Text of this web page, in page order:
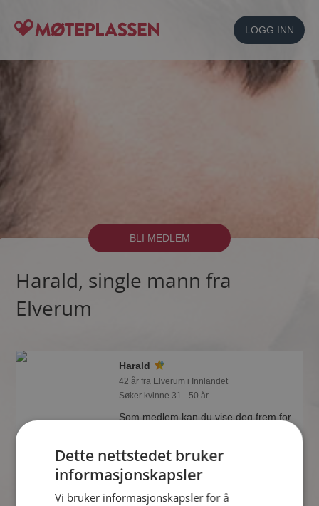
LOGG INN
BLI MEDLEM
Harald, single mann fra
Elverum
Harald
42 år fra Elverum i Innlandet
Søker kvinne 31 - 50 år
Som medlem kan du vise deg frem for
som synes du er interessant.
Dette nettstedet bruker
informasjonskapsler
Vi bruker informasjonskapsler for å